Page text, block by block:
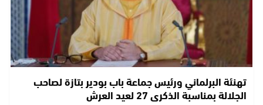
تهنئة البرلماني ورئيس جماعة باب بودير بتازة لصاحب
الجلالة بمناسبة الذكرى 27 لعيد العرش